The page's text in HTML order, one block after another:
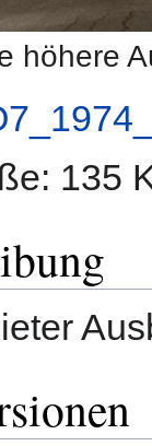
höhere
135